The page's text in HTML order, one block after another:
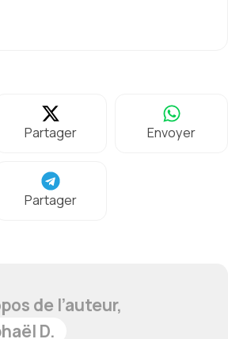
Partager Envoyer
Partager
de l’auteur,
D.